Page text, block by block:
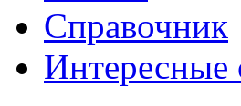
Справочник
Интересные